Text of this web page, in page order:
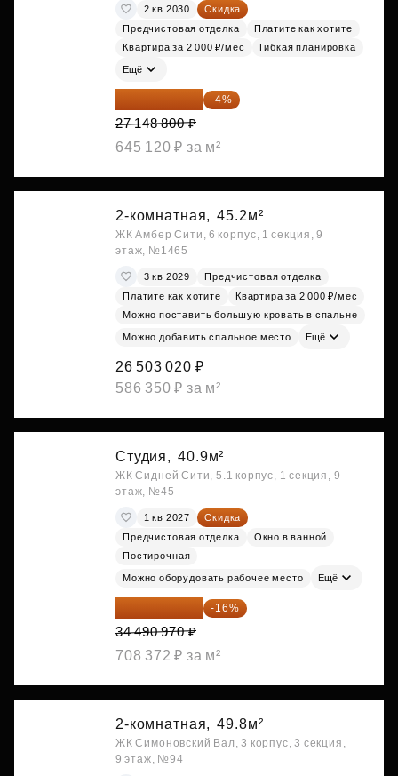
2 кв 2030
Скидка
Предчистовая отделка
Платите как хотите
Квартира за 2 000 ₽/мес
Гибкая планировка
Ещё
26 062 848 ₽ -4%
27 148 800 ₽
645 120 ₽ за м²
2-комнатная, 45.2м²
ЖК Амбер Сити, 6 корпус, 1 секция, 9
этаж, №1465
3 кв 2029
Предчистовая отделка
Платите как хотите
Квартира за 2 000 ₽/мес
Можно поставить большую кровать в спальне
Можно добавить спальное место Ещё
26 503 020 ₽
586 350 ₽ за м²
Студия, 40.9м²
ЖК Сидней Сити, 5.1 корпус, 1 секция, 9
этаж, №45
1 кв 2027
Скидка
Предчистовая отделка
Окно в ванной
Постирочная
Можно оборудовать рабочее место Ещё
28 972 415 ₽ -16%
34 490 970 ₽
708 372 ₽ за м²
2-комнатная, 49.8м²
ЖК Симоновский Вал, 3 корпус, 3 секция,
9 этаж, №94